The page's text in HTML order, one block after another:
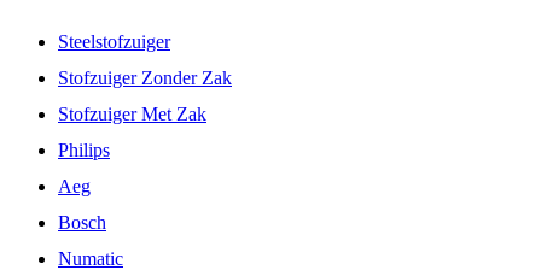
Steelstofzuiger
Stofzuiger Zonder Zak
Stofzuiger Met Zak
Philips
Aeg
Bosch
Numatic